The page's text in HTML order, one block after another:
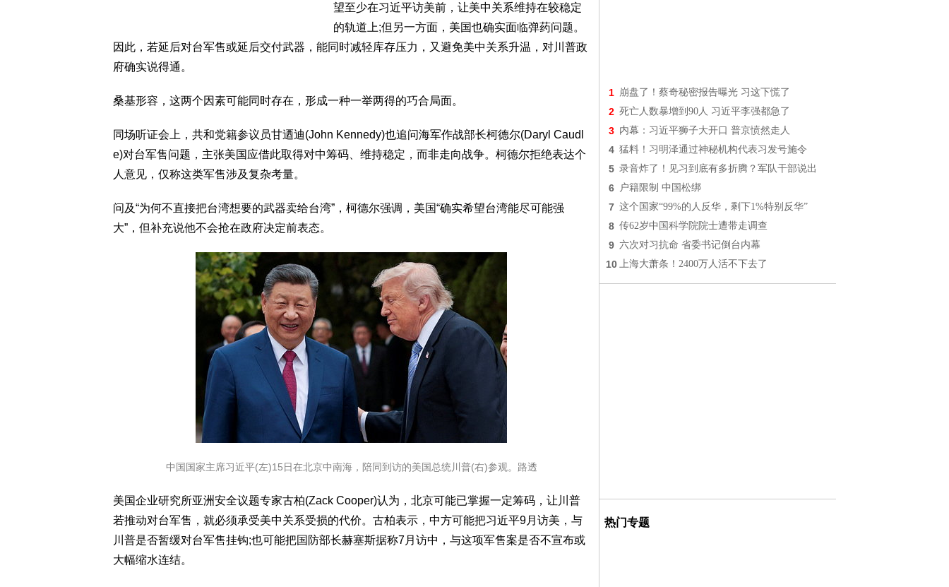
望至少在习近平访美前，让美中关系维持在较稳定
的轨道上;但另一方面，美国也确实面临弹药问题。
因此，若延后对台军售或延后交付武器，能同时减轻库存压力，又避免美中关系升温，对川普政
府确实说得通。
桑基形容，这两个因素可能同时存在，形成一种一举两得的巧合局面。
同场听证会上，共和党籍参议员甘迺迪(John Kennedy)也追问海军作战部长柯德尔(Daryl Caudl
e)对台军售问题，主张美国应借此取得对中筹码、维持稳定，而非走向战争。柯德尔拒绝表达个
人意见，仅称这类军售涉及复杂考量。
问及“为何不直接把台湾想要的武器卖给台湾”，柯德尔强调，美国“确实希望台湾能尽可能强
大”，但补充说他不会抢在政府决定前表态。
中国国家主席习近平(左)15日在北京中南海，陪同到访的美国总统川普(右)参观。路透
美国企业研究所亚洲安全议题专家古柏(Zack Cooper)认为，北京可能已掌握一定筹码，让川普
若推动对台军售，就必须承受美中关系受损的代价。古柏表示，中方可能把习近平9月访美，与
川普是否暂缓对台军售挂钩;也可能把国防部长赫塞斯据称7月访中，与这项军售案是否不宣布或
大幅缩水连结。
1 崩盘了！蔡奇秘密报告曝光 习这下慌了
2 死亡人数暴增到90人 习近平李强都急了
3 内幕：习近平狮子大开口 普京愤然走人
4 猛料！习明泽通过神秘机构代表习发号施令
5 录音炸了！见习到底有多折腾？军队干部说出
6 户籍限制 中国松绑
7 这个国家“99%的人反华，剩下1%特别反华”
8 传62岁中国科学院院士遭带走调查
9 六次对习抗命 省委书记倒台内幕
10 上海大萧条！2400万人活不下去了
热门专题